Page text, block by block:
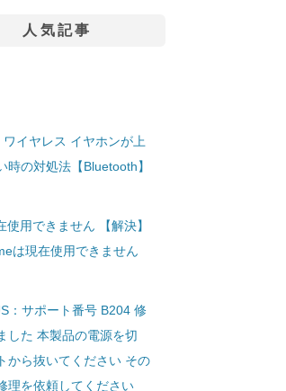
人気記事
ワイヤレス イヤホンが上
の対処法【Bluetooth】
【解決】
は現在使用できません